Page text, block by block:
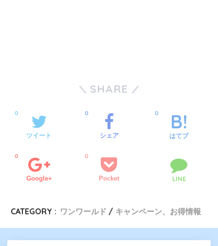
SHARE
ツイート
0
シェア
0
はてブ
0
Google+
0
Pocket
0
LINE
CATEGORY : ワンワールド キャンペーン、お得情報